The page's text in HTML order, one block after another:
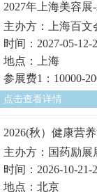
2027年上海美容展
主办方：上海百文
时间：2027-05-12-
地点：上海
参展费1：10000-
点击查看详情
2026(秋）健康营
主办方：国药励展
时间：2026-10-21-
地点：北京